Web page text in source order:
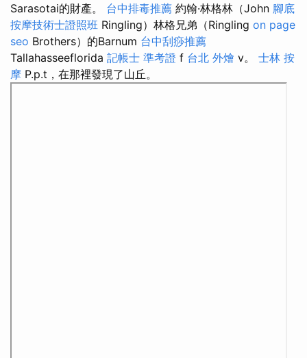
Sarasotai的財產。 台中排毒推薦 約翰·林格林（John 腳底
按摩技術士證照班 Ringling）林格兄弟（Ringling on page
seo Brothers）的Barnum 台中刮痧推薦
Tallahasseeflorida 記帳士 準考證 f 台北 外燴 v。 士林 按
摩 P.p.t，在那裡發現了山丘。